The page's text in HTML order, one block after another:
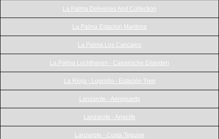
La Palma Deliveries And Collection
La Palma Estacion Maritima
La Palma Los Cancajos
La Palma Luchthaven - Canarische Eilanden
La Rioja - Logroño - Estación Tren
Lanzarote - Aeropuerto
Lanzarote - Arrecife
Lanzarote - Costa Teguise